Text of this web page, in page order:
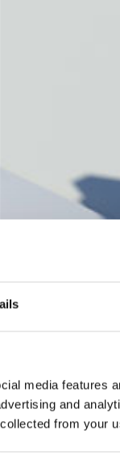
media features
and
from your